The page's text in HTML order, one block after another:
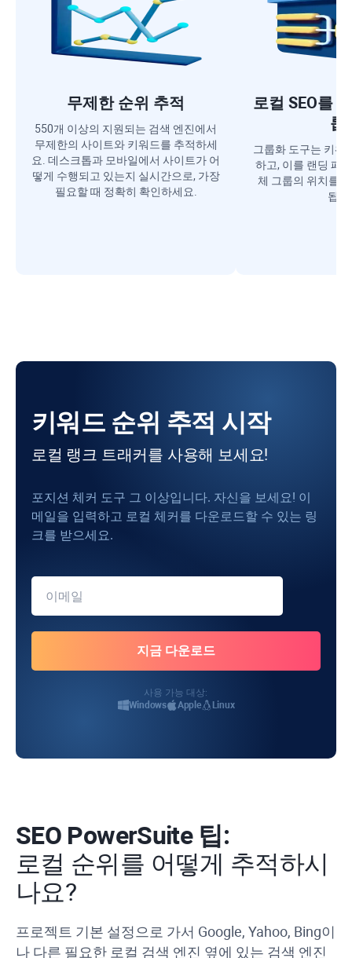
무제한 순위 추적
550개 이상의 지원되는 검색 엔진에서
무제한의 사이트와 키워드를 추적하세
요. 데스크톱과 모바일에서 사이트가 어
떻게 수행되고 있는지 실시간으로, 가장
필요할 때 정확히 확인하세요.
로컬 SEO를
룹
그룹화 도구는 키워
하고, 이를 랜딩 페
체 그룹의 위치를
됩
키워드 순위 추적 시작
로컬 랭크 트래커를 사용해 보세요!
포지션 체커 도구 그 이상입니다. 자신을 보세요! 이
메일을 입력하고 로컬 체커를 다운로드할 수 있는 링
크를 받으세요.
사용 가능 대상:
Windows
Apple Linux
SEO PowerSuite 팁:
로컬 순위를 어떻게 추적하시
나요?
프로젝트 기본 설정으로 가서 Google, Yahoo, Bing이
나 다른 필요한 로컬 검색 엔진 옆에 있는 검색 엔진